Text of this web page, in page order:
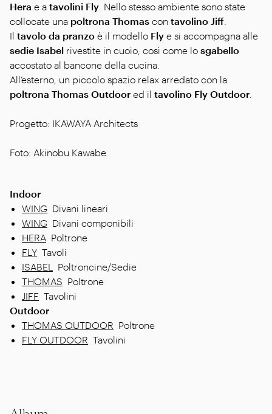
Hera e a tavolini Fly . Nello stesso ambiente sono state
collocate una poltrona Thomas con tavolino Jiff
Il tavolo da pranzo è il modello Fly e si accompagna alle
sedie Isabel rivestite in cuoio, così come lo sgabello
accostato al bancone della cucina.
All’esterno, un piccolo spazio relax arredato con la
poltrona Thomas Outdoor ed il tavolino Fly Outdoor
Progetto: IKAWAYA Architects
Foto: Akinobu Kawabe
Indoor
WING Divani lineari
WING Divani componibili
HERA Poltrone
FLY Tavoli
ISABEL
Poltroncine/Sedie
THOMAS Poltrone
JIFF Tavolini
Outdoor
THOMAS OUTDOOR Poltrone
FLY OUTDOOR Tavolini